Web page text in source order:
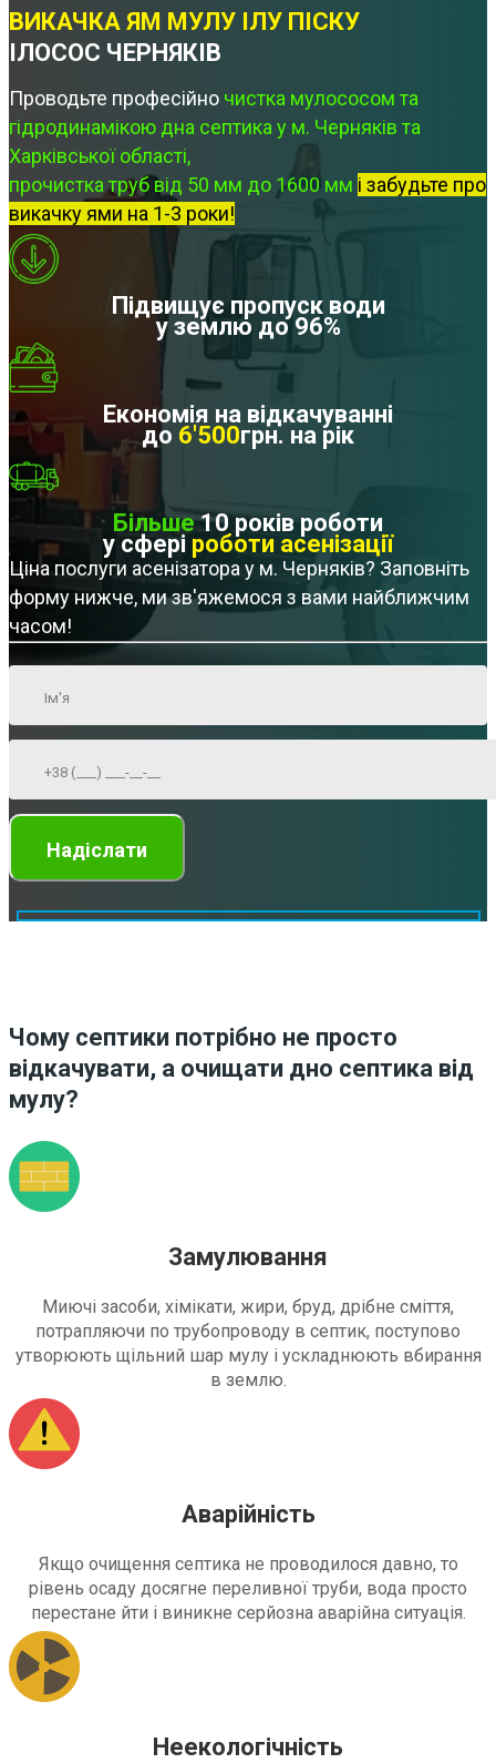
ВИКАЧКА ЯМ МУЛУ ІЛУ ПІСКУ
ІЛОСОС ЧЕРНЯКІВ
Проводьте професійно чистка мулососом та
гідродинамікою дна септика у м. Черняків та
Харківської області,
прочистка труб від 50 мм до 1600 мм і забудьте про
викачку ями на 1-3 роки!
Підвищує пропуск води
у землю до 96%
Економія на відкачуванні
до 6'500грн. на рік
Більше10 років роботи
у сфері роботи асенізації
Ціна послуги асенізатора у м. Черняків? Заповніть
форму нижче, ми зв'яжемося з вами найближчим
часом!
Чому септики потрібно не просто
відкачувати, а очищати дно септика від
мулу?
Замулювання
Миючі засоби, хімікати, жири, бруд, дрібне сміття,
потрапляючи по трубопроводу в септик, поступово
утворюють щільний шар мулу і ускладнюють вбирання
в землю.
Аварійність
Якщо очищення септика не проводилося давно, то
рівень осаду досягне переливної труби, вода просто
перестане йти і виникне серйозна аварійна ситуація.
Неекологічність